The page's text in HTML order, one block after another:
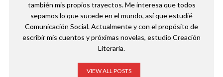
también mis propios trayectos. Me interesa que todos
sepamos lo que sucede en el mundo, así que estudié
Comunicación Social. Actualmente y con el propósito de
escribir mis cuentos y próximas novelas, estudio Creación
Literaria.
VIEW ALL POSTS